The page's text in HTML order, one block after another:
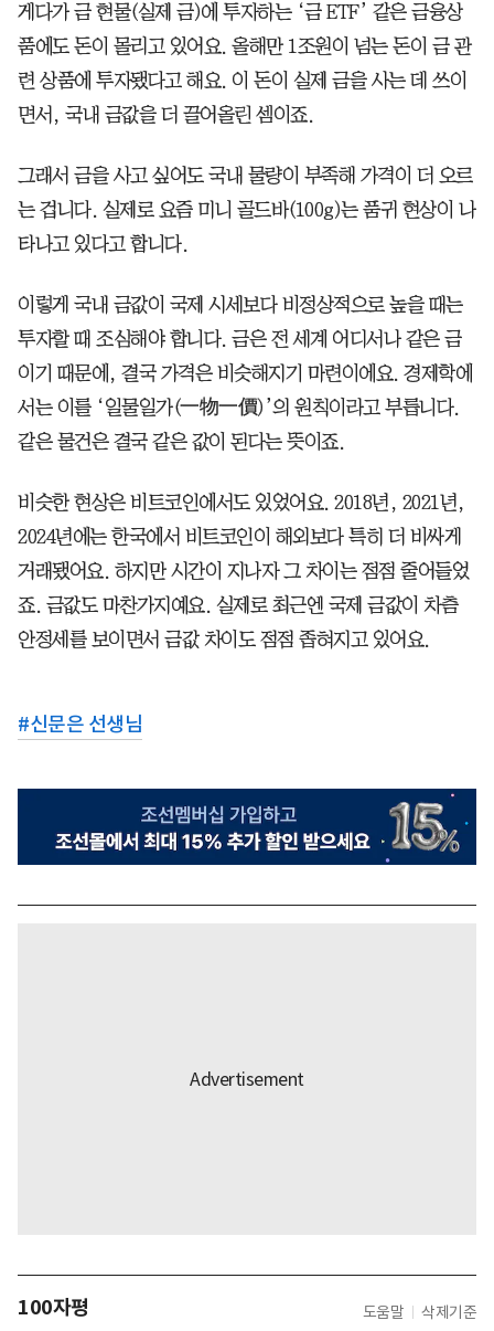
게다가 금 현물(실제 금)에 투자하는 ‘금 ETF’ 같은 금융상
품에도 돈이 몰리고 있어요. 올해만 1조원이 넘는 돈이 금 관
련 상품에 투자됐다고 해요. 이 돈이 실제 금을 사는 데 쓰이
면서, 국내 금값을 더 끌어올린 셈이죠.
그래서 금을 사고 싶어도 국내 물량이 부족해 가격이 더 오르
는 겁니다. 실제로 요즘 미니 골드바(100g)는 품귀 현상이 나
타나고 있다고 합니다.
이렇게 국내 금값이 국제 시세보다 비정상적으로 높을 때는
투자할 때 조심해야 합니다. 금은 전 세계 어디서나 같은 금
이기 때문에, 결국 가격은 비슷해지기 마련이에요. 경제학에
서는 이를 ‘일물일가(一物一價)’의 원칙이라고 부릅니다.
같은 물건은 결국 같은 값이 된다는 뜻이죠.
비슷한 현상은 비트코인에서도 있었어요. 2018년, 2021년,
2024년에는 한국에서 비트코인이 해외보다 특히 더 비싸게
거래됐어요. 하지만 시간이 지나자 그 차이는 점점 줄어들었
죠. 금값도 마찬가지예요. 실제로 최근엔 국제 금값이 차츰
안정세를 보이면서 금값 차이도 점점 좁혀지고 있어요.
#신문은 선생님
100자평 도움말 삭제기준